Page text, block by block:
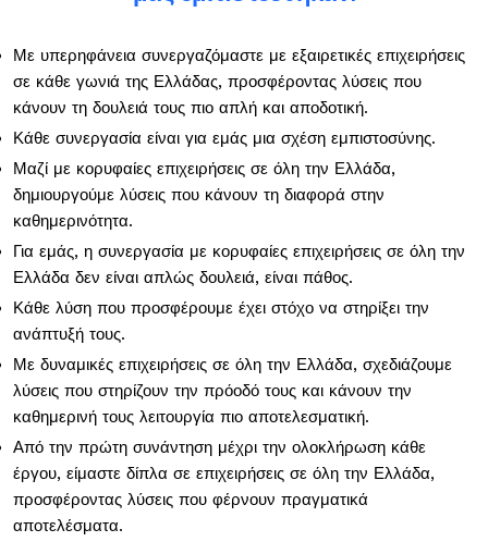
Με υπερηφάνεια συνεργαζόμαστε με εξαιρετικές επιχειρήσεις
σε κάθε γωνιά της Ελλάδας, προσφέροντας λύσεις που
κάνουν τη δουλειά τους πιο απλή και αποδοτική.
Κάθε συνεργασία είναι για εμάς μια σχέση εμπιστοσύνης.
Μαζί με κορυφαίες επιχειρήσεις σε όλη την Ελλάδα,
δημιουργούμε λύσεις που κάνουν τη διαφορά στην
καθημερινότητα.
Για εμάς, η συνεργασία με κορυφαίες επιχειρήσεις σε όλη την
Ελλάδα δεν είναι απλώς δουλειά, είναι πάθος.
Κάθε λύση που προσφέρουμε έχει στόχο να στηρίξει την
ανάπτυξή τους.
Με δυναμικές επιχειρήσεις σε όλη την Ελλάδα, σχεδιάζουμε
λύσεις που στηρίζουν την πρόοδό τους και κάνουν την
καθημερινή τους λειτουργία πιο αποτελεσματική.
Από την πρώτη συνάντηση μέχρι την ολοκλήρωση κάθε
έργου, είμαστε δίπλα σε επιχειρήσεις σε όλη την Ελλάδα,
προσφέροντας λύσεις που φέρνουν πραγματικά
αποτελέσματα.